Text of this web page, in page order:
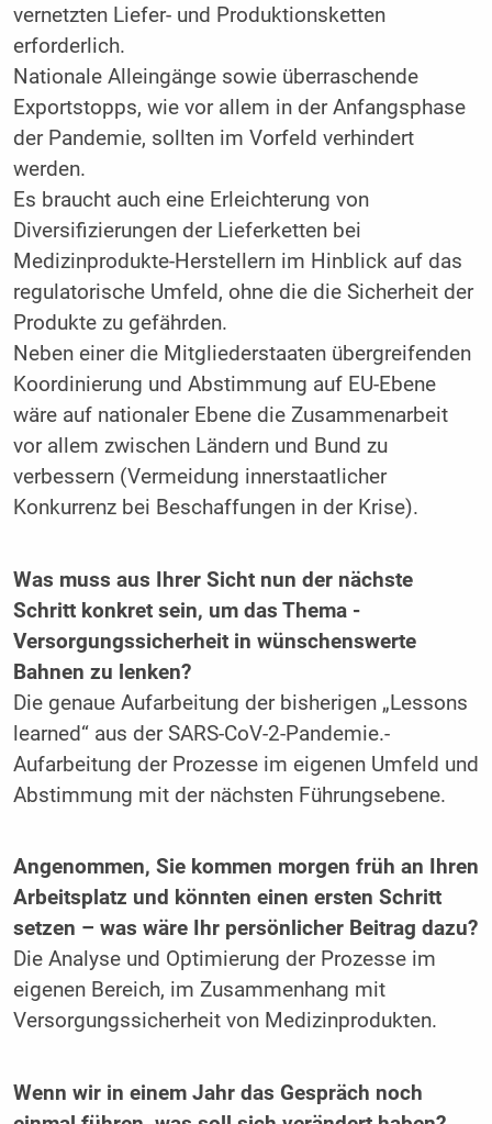
vernetzten Liefer- und Produktionsketten
erforderlich.
Nationale Alleingänge sowie überraschende
Exportstopps, wie vor allem in der Anfangsphase
der Pandemie, sollten im Vorfeld verhindert
werden.
Es braucht auch eine Erleichterung von
Diversifizierungen der Lieferketten bei
Medizinprodukte-Herstellern im Hinblick auf das
regulatorische Umfeld, ohne die die Sicherheit der
Produkte zu gefährden.
Neben einer die Mitgliederstaaten übergreifenden
Koordinierung und Abstimmung auf EU-Ebene
wäre auf nationaler Ebene die Zusammenarbeit
vor allem zwischen Ländern und Bund zu
verbessern (Vermeidung innerstaatlicher
Konkurrenz bei Beschaffungen in der Krise).
Was muss aus Ihrer Sicht nun der nächste
Schritt konkret sein, um das Thema ­
Versorgungssicherheit in wünschenswerte
Bahnen zu lenken?
Die genaue Aufarbeitung der bisherigen „Lessons
learned“ aus der SARS-CoV-2-Pandemie.­
Aufarbeitung der Prozesse im eigenen Umfeld und
Abstimmung mit der nächsten Führungsebene.
Angenommen, Sie kommen morgen früh an Ihren
Arbeitsplatz und könnten einen ersten Schritt
setzen – was wäre Ihr persönlicher Beitrag dazu?
Die Analyse und Optimierung der Prozesse im
eigenen Bereich, im Zusammenhang mit
Versorgungssicherheit von Medizinprodukten.
Wenn wir in einem Jahr das Gespräch noch